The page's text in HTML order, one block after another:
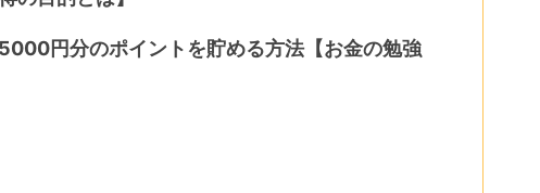
円分のポイントを貯める方法【お金の勉強